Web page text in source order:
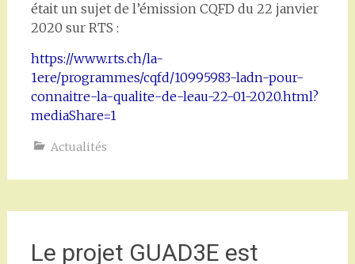
était un sujet de l’émission CQFD du 22 janvier
2020 sur RTS :
https://www.rts.ch/la-
1ere/programmes/cqfd/10995983-ladn-pour-
connaitre-la-qualite-de-leau-22-01-2020.html?
mediaShare=1
Actualités
Le projet GUAD3E est